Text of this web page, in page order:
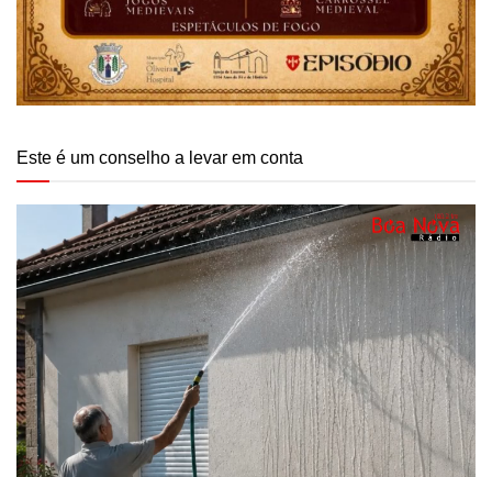
Este é um conselho a levar em conta